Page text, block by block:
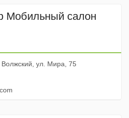
Мобильный салон
Волжский, ул. Мира, 75